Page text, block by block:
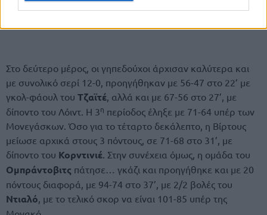
Στο δεύτερο μέρος, οι γηπεδούχοι άρχισαν καλύτερα και
με συνολικό σερί 12-0, προηγήθηκαν με 56-47 στο 22’ με
γκολ-φάουλ του Τζαϊτέ, αλλά και με 67-56 στο 27’, με
δίποντο του Λόιντ. Η 3η περίοδος έληξε με 71-64 υπέρ των
Μονεγάσκων. Όσο για το τέταρτο δεκάλεπτο, η Βίρτους
μείωσε αρχικά στους 3 πόντους, σε 71-68 στο 31’, με
δίποντο του Κορντινιέ. Στην συνέχεια όμως, η ομάδα του
Ομπράντοβιτς πάτησε… γκάζι και προηγήθηκε και με 20
πόντους διαφορά, με 94-74 στο 37’, με 2/2 βολές του
Ντιαλό, με το τελικό σκορ να είναι 101-85 υπέρ της